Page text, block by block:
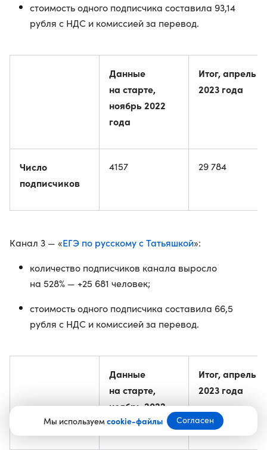
Мы используемcookie-файлы Согласен
стоимость одного подписчика составила 93,14
рубля с НДС и комиссией за перевод.
Данные
на старте,
ноябрь 2022
года
Итог, апрель
2023 года
Число
подписчиков
4157 29 784
Канал 3 — «ЕГЭ по русскому с Татьяшкой»:
количество подписчиков канала выросло
на 528% — +25 681 человек;
стоимость одного подписчика составила 66,5
рубля с НДС и комиссией за перевод.
Данные
на старте,
ноябрь 2022
года
Итог, апрель
2023 года